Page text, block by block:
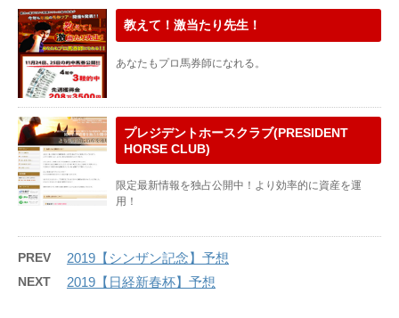
教えて！激当たり先生！
あなたもプロ馬券師になれる。
プレジデントホースクラブ(PRESIDENT
HORSE CLUB)
限定最新情報を独占公開中！より効率的に資産を運
用！
PREV 2019【シンザン記念】予想
NEXT 2019【日経新春杯】予想